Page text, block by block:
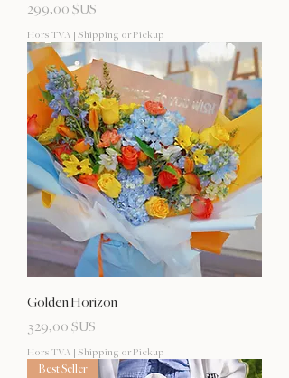
Prix
299,00 $US
Hors TVA | Shipping or Pickup
Golden Horizon
Prix
329,00 $US
Hors TVA | Shipping or Pickup
Best Seller